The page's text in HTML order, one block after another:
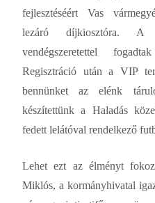
fejlesztéséért Vas
lezáró díjkiosztóra. A
vendégszeretettel
Regisztráció után a VIP
bennünket az elénk
készítettünk a Haladás
fedett lelátóval rendelkező
Lehet ezt az élményt
Miklós, a kormányhivatal